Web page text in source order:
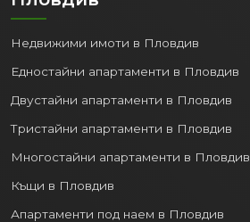
Недвижими имоти в Пловдив
Едностайни апартаменти в Пловдив
Двустайни апартаменти в Пловдив
Тристайни апартаменти в Пловдив
Многостайни апартаменти в Пловдив
Къщи в Пловдив
Апартаменти под наем в Пловдив